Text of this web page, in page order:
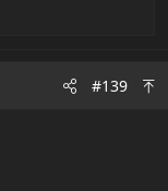
#139